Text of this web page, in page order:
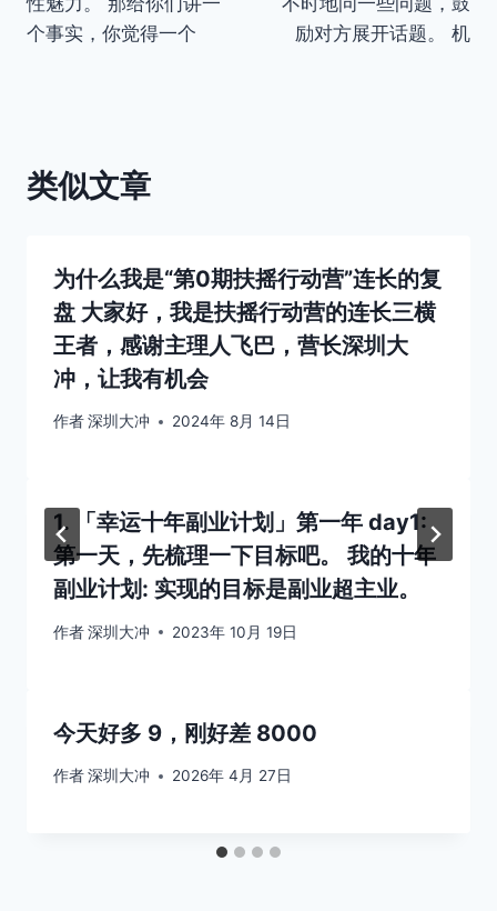
个事实，你觉得一个
励对方展开话题。 机
类似文章
为什么我是“第0期扶摇行动营”连长的复
盘 大家好，我是扶摇行动营的连长三横
王者，感谢主理人飞巴，营长深圳大
冲，让我有机会
作者深圳大冲 2024年 8月 14日
1. 「幸运十年副业计划」第一年 day1:
第一天，先梳理一下目标吧。 我的十年
副业计划: 实现的目标是副业超主业。
作者深圳大冲 2023年 10月 19日
今天好多 9，刚好差 8000
作者深圳大冲 2026年 4月 27日